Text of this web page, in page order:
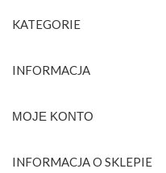
KATEGORIE
INFORMACJA
MOJE KONTO
INFORMACJA O SKLEPIE